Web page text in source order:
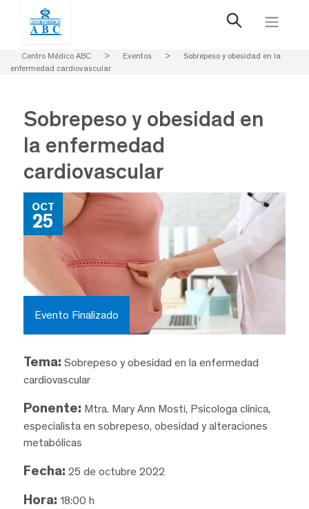
Centro Médico ABC > Eventos >
Sobrepeso y obesidad en la
enfermedad cardiovascular
Sobrepeso y obesidad en
la enfermedad
cardiovascular
OCT
25
Evento Finalizado
Tema: Sobrepeso y obesidad en la enfermedad
cardiovascular
Ponente: Mtra. Mary Ann Mosti, Psicologa clínica,
especialista en sobrepeso, obesidad y alteraciones
metabólicas
Fecha: 25 de octubre 2022
Hora: 18:00 h